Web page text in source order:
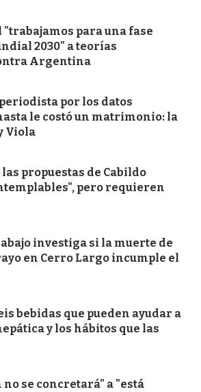
"trabajamos para una fase
2030" a teorías
Argentina
por los datos
le costó un matrimonio: la
Viola
propuestas de Cabildo
pero requieren
investiga si la muerte de
en Cerro Largo incumple el
bebidas que pueden ayudar a
y los hábitos que las
no se concretará" a "está